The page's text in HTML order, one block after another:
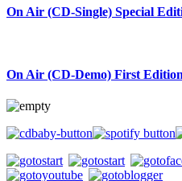
On Air (CD-Single) Special
On Air (CD-Demo) First